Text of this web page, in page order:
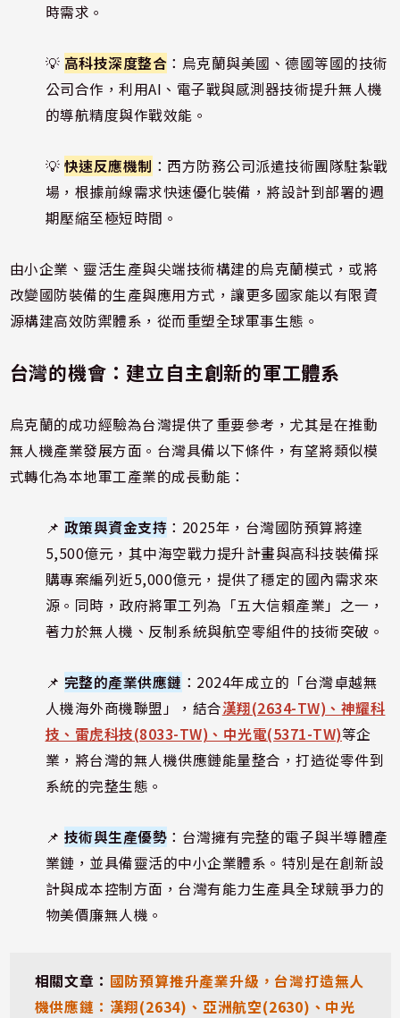
時需求。
💡 高科技深度整合 ：烏克蘭與美國、德國等國的技術
公司合作，利用AI、電子戰與感測器技術提升無人機
的導航精度與作戰效能。
💡 快速反應機制 ：西方防務公司派遣技術團隊駐紮戰
場，根據前線需求快速優化裝備，將設計到部署的週
期壓縮至極短時間。
由小企業、靈活生產與尖端技術構建的烏克蘭模式，或將
改變國防裝備的生產與應用方式，讓更多國家能以有限資
源構建高效防禦體系，從而重塑全球軍事生態。
台灣的機會：建立自主創新的軍工體系
烏克蘭的成功經驗為台灣提供了重要參考，尤其是在推動
無人機產業發展方面。台灣具備以下條件，有望將類似模
式轉化為本地軍工產業的成長動能：
📌 政策與資金支持 ：2025年，台灣國防預算將達
5,500億元，其中海空戰力提升計畫與高科技裝備採
購專案編列近5,000億元，提供了穩定的國內需求來
源。同時，政府將軍工列為「五大信賴產業」之一，
著力於無人機、反制系統與航空零組件的技術突破。
📌 完整的產業供應鏈 ：2024年成立的「台灣卓越無
人機海外商機聯盟」，結合漢翔(2634-TW)、神耀科
技、雷虎科技(8033-TW)、中光電(5371-TW)等企
業，將台灣的無人機供應鏈能量整合，打造從零件到
系統的完整生態。
📌 技術與生產優勢 ：台灣擁有完整的電子與半導體產
業鏈，並具備靈活的中小企業體系。特別是在創新設
計與成本控制方面，台灣有能力生產具全球競爭力的
物美價廉無人機。
相關文章： 國防預算推升產業升級，台灣打造無人
機供應鏈：漢翔(2634)、亞洲航空(2630)、中光